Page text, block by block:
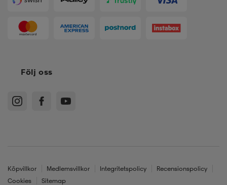
Följ oss
Köpvillkor Medlemsvillkor Integritetspolicy
Recensionspolicy
Cookies
Sitemap